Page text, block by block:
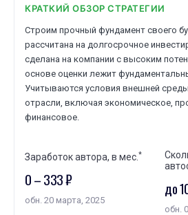
КРАТКИЙ ОБЗОР СТРАТЕГИИ
Строим прочный фундамент своего
рассчитана на долгосрочное
сделана на компании с высоким
основе оценки лежит
Учитываются условия внешней
отрасли, включая экономическое,
финансовое.
Заработок автора, в мес. *
0 – 333 ₽
обн. 20 марта, 2025
до
обн.